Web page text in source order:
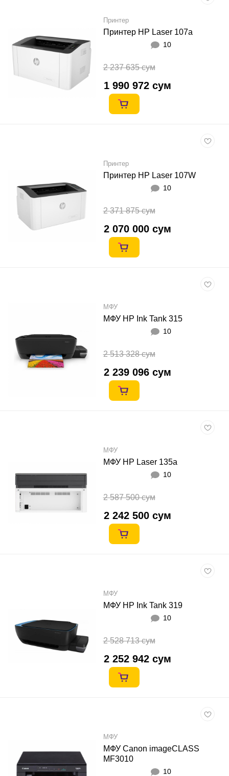
Принтер
Принтер HP Laser 107a
10
2 237 635 сум
1 990 972 сум
Принтер
Принтер HP Laser 107W
10
2 371 875 сум
2 070 000 сум
МФУ
МФУ HP Ink Tank 315
10
2 513 328 сум
2 239 096 сум
МФУ
МФУ HP Laser 135a
10
2 587 500 сум
2 242 500 сум
МФУ
МФУ HP Ink Tank 319
10
2 528 713 сум
2 252 942 сум
МФУ
МФУ Canon imageCLASS
MF3010
10